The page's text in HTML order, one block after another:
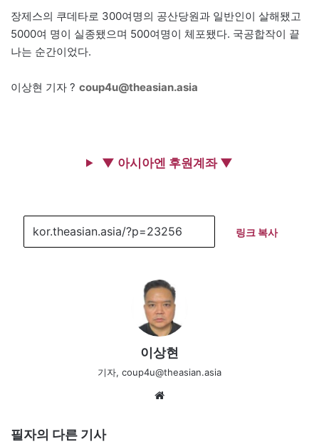
장제스의 쿠데타로 300여명의 공산당원과 일반인이 살해됐고
5000여 명이 실종됐으며 500여명이 체포됐다. 국공합작이 끝
나는 순간이었다.
이상현 기자 ? coup4u@theasian.asia
▼ 아시아엔 후원계좌 ▼
링크 복사
이상현
기자, coup4u@theasian.asia
필자의 다른 기사